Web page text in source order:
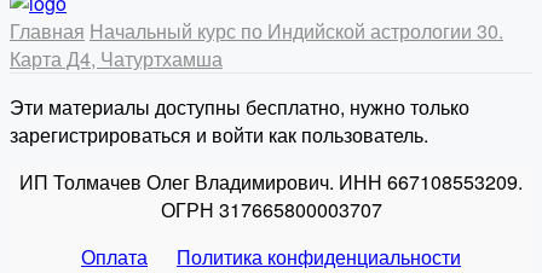
Главная Начальный курс по Индийской астрологии 30.
Карта Д4, Чатуртхамша
Эти материалы доступны бесплатно, нужно только
зарегистрироваться и войти как пользователь.
ИП Толмачев Олег Владимирович. ИНН 667108553209.
ОГРН 317665800003707
Оплата
Политика конфиденциальности